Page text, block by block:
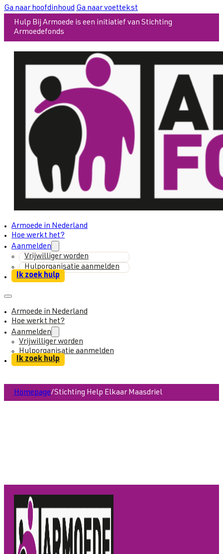
Ga naar hoofdinhoud Ga naar voettekst
Hulp Bij Armoede is een initiatief van Stichting
Armoedefonds
Armoede in Nederland
Hoe werkt het?
Aanmelden
Vrijwilliger worden
Hulporganisatie aanmelden
Ik zoek hulp
Armoede in Nederland
Hoe werkt het?
Aanmelden
Vrijwilliger worden
Hulporganisatie aanmelden
Ik zoek hulp
Homepage/Stichting Help Elkaar Maasdriel